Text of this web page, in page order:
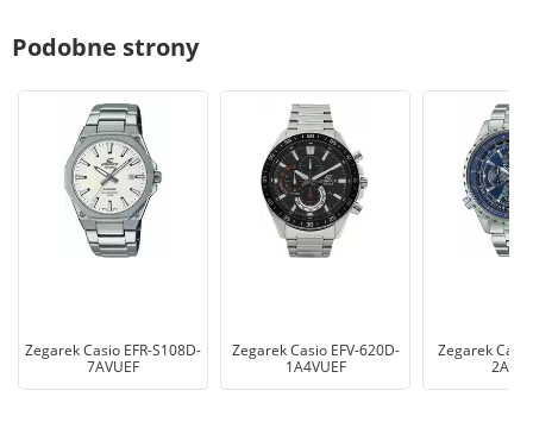
Podobne strony
Zegarek Casio EFR-S108D-
7AVUEF
Zegarek Casio EFV-620D-
1A4VUEF
Zegarek